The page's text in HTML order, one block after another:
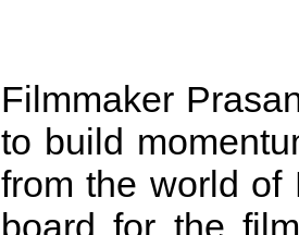
Filmmaker
to build
from the world of
board for the